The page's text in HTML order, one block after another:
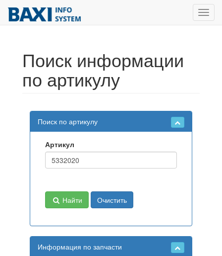
Поиск информации
по артикулу
Поиск по артикулу
Артикул
Найти Очистить
Информация по запчасти